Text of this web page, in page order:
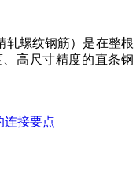
轧螺纹钢筋）是在整根
高尺寸精度的直条钢
连接要点